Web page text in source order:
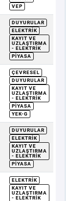
VEP
DUYURULAR
ELEKTRIK
KAYIT VE
UZLAŞTIRMA
- ELEKTRIK
PIYASA
ÇEVRESEL
DUYURULAR
KAYIT VE
UZLAŞTIRMA
- ELEKTRIK
PIYASA
YEK-G
DUYURULAR
ELEKTRIK
KAYIT VE
UZLAŞTIRMA
- ELEKTRIK
PIYASA
ELEKTRIK
KAYIT VE
UZLAŞTIRMA
- ELEKTRIK